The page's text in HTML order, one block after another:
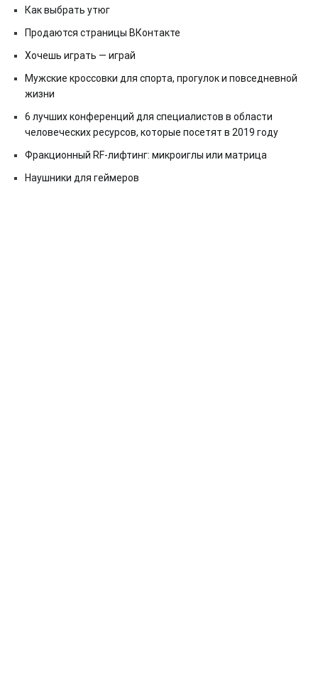
Как выбрать утюг
Продаются страницы ВКонтакте
Хочешь играть — играй
Мужские кроссовки для спорта, прогулок и повседневной
жизни
6 лучших конференций для специалистов в области
человеческих ресурсов, которые посетят в 2019 году
Фракционный RF-лифтинг: микроиглы или матрица
Наушники для геймеров